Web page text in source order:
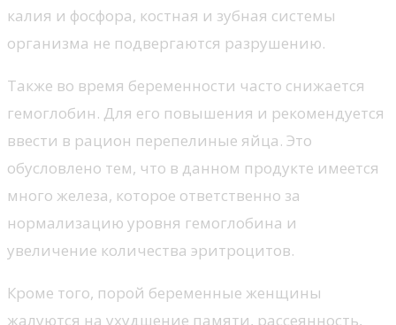
калия и фосфора, костная и зубная системы
организма не подвергаются разрушению.
Также во время беременности часто снижается
гемоглобин. Для его повышения и рекомендуется
ввести в рацион перепелиные яйца. Это
обусловлено тем, что в данном продукте имеется
много железа, которое ответственно за
нормализацию уровня гемоглобина и
увеличение количества эритроцитов.
Кроме того, порой беременные женщины
жалуются на ухудшение памяти, рассеянность,